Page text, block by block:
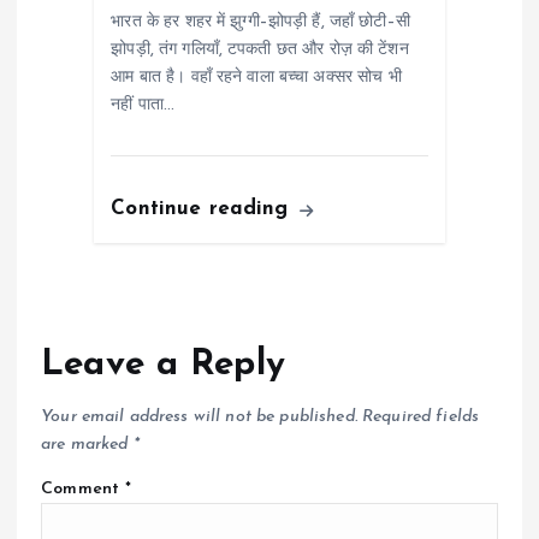
भारत के हर शहर में झुग्गी–झोपड़ी हैं, जहाँ छोटी–सी
झोपड़ी, तंग गलियाँ, टपकती छत और रोज़ की टेंशन
आम बात है। वहाँ रहने वाला बच्चा अक्सर सोच भी
नहीं पाता…
Continue reading
Leave a Reply
Your email address will not be published. Required fields
are marked *
Comment*